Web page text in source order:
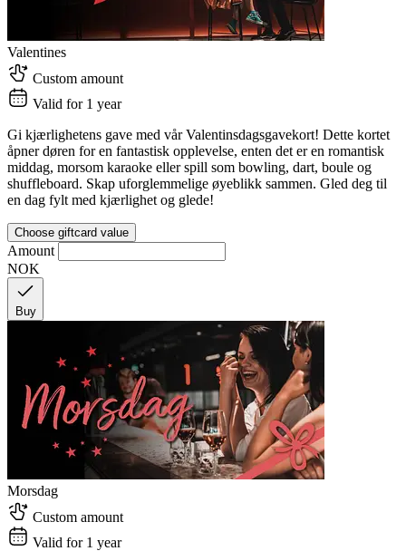
Valentines
Custom amount
Valid for 1 year
Gi kjærlighetens gave med vår Valentinsdagsgavekort! Dette kortet
åpner døren for en fantastisk opplevelse, enten det er en romantisk
middag, morsom karaoke eller spill som bowling, dart, boule og
shuffleboard. Skap uforglemmelige øyeblikk sammen. Gled deg til
en dag fylt med kjærlighet og glede!
Choose giftcard value
Amount
NOK
Buy
Morsdag
Custom amount
Valid for 1 year